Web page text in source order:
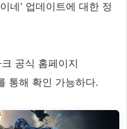
네’ 업데이트에 대한 정
공식 홈페이지
통해 확인 가능하다.